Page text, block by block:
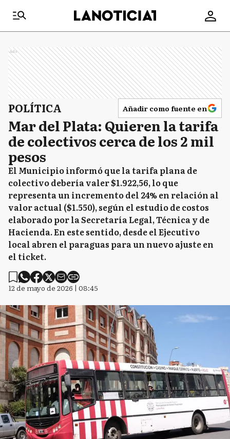
Ads
POLÍTICA Añadir como fuente en
Mar del Plata: Quieren la tarifa
de colectivos cerca de los 2 mil
pesos
El Municipio informó que la tarifa plana de
colectivo debería valer $1.922,56, lo que
representa un incremento del 24% en relación al
valor actual ($1.550), según el estudio de costos
elaborado por la Secretaría Legal, Técnica y de
Hacienda. En este sentido, desde el Ejecutivo
local abren el paraguas para un nuevo ajuste en
el ticket.
12 de mayo de 2026 | 08:45